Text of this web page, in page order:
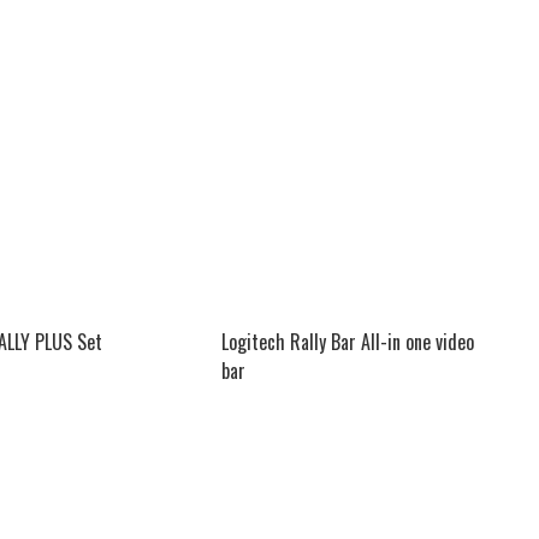
PLUS Set
Logitech Rally Bar All-in one video
bar